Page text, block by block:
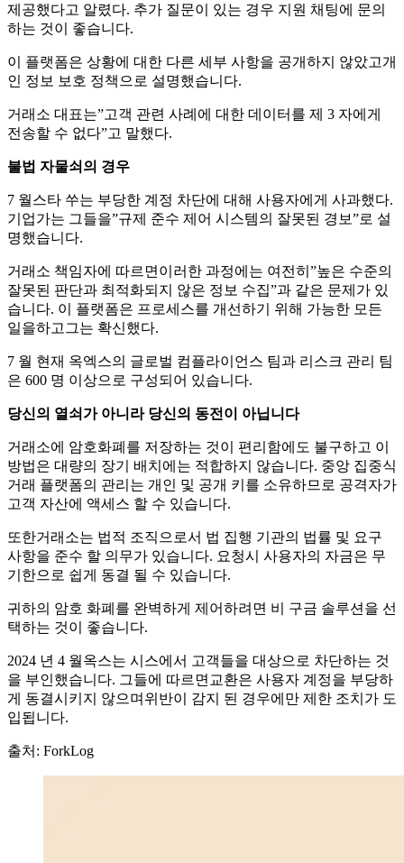
제공했다고 알렸다. 추가 질문이 있는 경우 지원 채팅에 문의
하는 것이 좋습니다.
이 플랫폼은 상황에 대한 다른 세부 사항을 공개하지 않았고개
인 정보 보호 정책으로 설명했습니다.
거래소 대표는”고객 관련 사례에 대한 데이터를 제 3 자에게
전송할 수 없다”고 말했다.
불법 자물쇠의 경우
7 월스타 쑤는 부당한 계정 차단에 대해 사용자에게 사과했다.
기업가는 그들을”규제 준수 제어 시스템의 잘못된 경보”로 설
명했습니다.
거래소 책임자에 따르면이러한 과정에는 여전히”높은 수준의
잘못된 판단과 최적화되지 않은 정보 수집”과 같은 문제가 있
습니다. 이 플랫폼은 프로세스를 개선하기 위해 가능한 모든
일을하고그는 확신했다.
7 월 현재 옥엑스의 글로벌 컴플라이언스 팀과 리스크 관리 팀
은 600 명 이상으로 구성되어 있습니다.
당신의 열쇠가 아니라 당신의 동전이 아닙니다
거래소에 암호화폐를 저장하는 것이 편리함에도 불구하고 이
방법은 대량의 장기 배치에는 적합하지 않습니다. 중앙 집중식
거래 플랫폼의 관리는 개인 및 공개 키를 소유하므로 공격자가
고객 자산에 액세스 할 수 있습니다.
또한거래소는 법적 조직으로서 법 집행 기관의 법률 및 요구
사항을 준수 할 의무가 있습니다. 요청시 사용자의 자금은 무
기한으로 쉽게 동결 될 수 있습니다.
귀하의 암호 화폐를 완벽하게 제어하려면 비 구금 솔루션을 선
택하는 것이 좋습니다.
2024 년 4 월옥스는 시스에서 고객들을 대상으로 차단하는 것
을 부인했습니다. 그들에 따르면교환은 사용자 계정을 부당하
게 동결시키지 않으며위반이 감지 된 경우에만 제한 조치가 도
입됩니다.
출처: ForkLog